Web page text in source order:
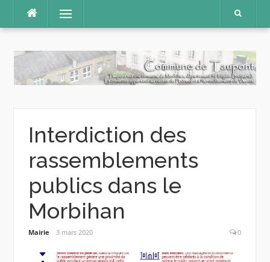
contenu
Menu
Interdiction des
rassemblements
publics dans le
Morbihan
Mairie 3 mars 2020 0